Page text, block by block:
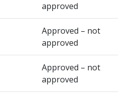
approved
Approved – not
approved
Approved – not
approved